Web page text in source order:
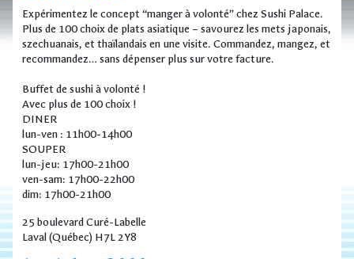
Expérimentez le concept “manger à volonté” chez Sushi Palace.
Plus de 100 choix de plats asiatique – savourez les mets japonais,
szechuanais, et thaïlandais en une visite. Commandez, mangez, et
recommandez… sans dépenser plus sur votre facture.
Buffet de sushi à volonté !
Avec plus de 100 choix !
DINER
lun-ven : 11h00-14h00
SOUPER
lun-jeu: 17h00-21h00
ven-sam: 17h00-22h00
dim: 17h00-21h00
25 boulevard Curé-Labelle
Laval (Québec) H7L 2Y8